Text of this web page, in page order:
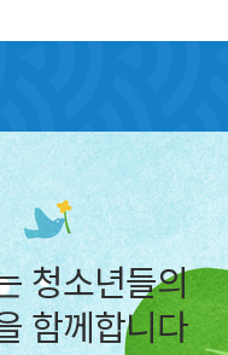
청소년들의
함께합니다